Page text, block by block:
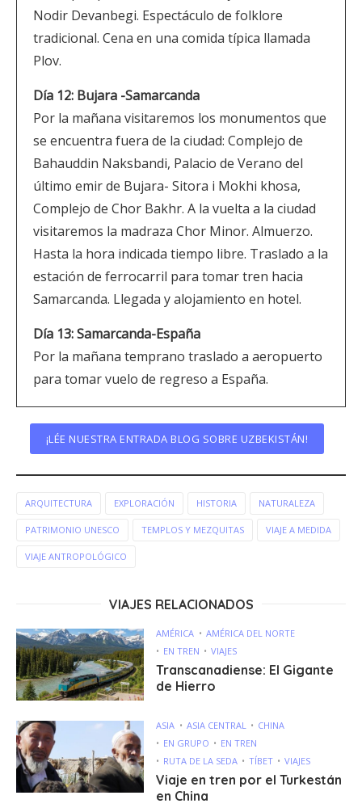
Nodir Devanbegi. Espectáculo de folklore
tradicional. Cena en una comida típica llamada
Plov.
Día 12: Bujara -Samarcanda
Por la mañana visitaremos los monumentos que
se encuentra fuera de la ciudad: Complejo de
Bahauddin Naksbandi, Palacio de Verano del
último emir de Bujara- Sitora i Mokhi khosa,
Complejo de Chor Bakhr. A la vuelta a la ciudad
visitaremos la madraza Chor Minor. Almuerzo.
Hasta la hora indicada tiempo libre. Traslado a la
estación de ferrocarril para tomar tren hacia
Samarcanda. Llegada y alojamiento en hotel.
Día 13: Samarcanda-España
Por la mañana temprano traslado a aeropuerto
para tomar vuelo de regreso a España.
¡LÉE NUESTRA ENTRADA BLOG SOBRE UZBEKISTÁN!
ARQUITECTURA EXPLORACIÓN HISTORIA NATURALEZA
PATRIMONIO UNESCO TEMPLOS Y MEZQUITAS VIAJE A MEDIDA
VIAJE ANTROPOLÓGICO
VIAJES RELACIONADOS
AMÉRICA
AMÉRICA DEL NORTE
EN TREN
VIAJES
Transcanadiense: El Gigante
de Hierro
ASIA ASIA CENTRAL
CHINA
EN GRUPO
EN TREN
RUTA DE LA SEDA
TÍBET VIAJES
Viaje en tren por el Turkestán
en China